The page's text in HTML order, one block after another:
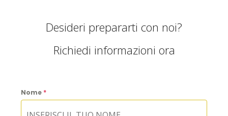
Desideri prepararti con noi?
Richiedi informazioni ora
Nome *